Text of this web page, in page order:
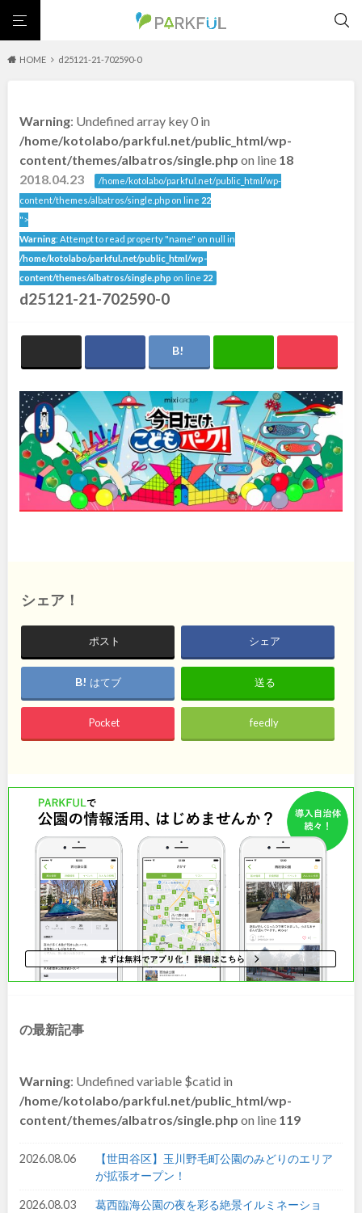
自然が豊か
梅・桜の名所 景色が良い
テニスコート
野球場 紅葉の名所 バーベキュー
カフェ・レストラン ランニングコース
サッカー・フットサル
歴史・文化財 日本庭園
紅葉の美しい公園
さくら名所100公園
屋内遊び場
アスレチックコース
バスケットボール
彫刻・アート 桜・梅の名所
洋式庭園
ドッグラン ローラー滑り台
Pickup
花の名所 プレーパーク 美術館
インクルーシブパーク
屋根付き遊び場
イベント
交通公園 健康遊具 ゲートボール スケートパーク
地域で探す
北海道・東北
北海道 青森
秋田
茨城 栃木
群馬 埼玉
甲信越・東海・北陸
新潟 富山
石川 福井
岐阜 静岡
愛知
滋賀
京都
大型遊具
ピックアップ1000公園
自然が豊か
梅・桜の名所
景色が良い
水遊び
テニスコート
野球場
紅葉の名所
カフェ・レストラン
ランニングコース
サッカー・フットサル
動物園・ふれあい
屋内遊び場
アスレチックコース
洋式庭園
ドッグラン
ローラー滑り台
植物園
夜景スポット
Pickup
花の名所
プレーパーク
美術館
公園グルメ
ライトアップ
ゲートボール
スケートパーク
HOME d25121-21-702590-0
Warning: Undefined array key 0 in
/home/kotolabo/parkful.net/public_html/wp-
content/themes/albatros/single.php on line 18
2018.04.23
/home/kotolabo/parkful.net/public_html/wp-
content/themes/albatros/single.php on line 22
">
Warning: Attempt to read property "name" on null in
/home/kotolabo/parkful.net/public_html/wp-
content/themes/albatros/single.php on line 22
d25121-21-702590-0
シェア！
ポスト シェア
はてブ 送る
Pocket feedly
の最新記事
Warning: Undefined variable $catid in
/home/kotolabo/parkful.net/public_html/wp-
content/themes/albatros/single.php on line 119
2026.08.06
【世田谷区】玉川野毛町公園のみどりのエリア
が拡張オープン！
2026.08.03
葛西臨海公園の夜を彩る絶景イルミネーショ